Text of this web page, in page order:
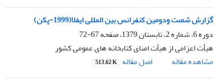
گزارش شصت ودومین کنفرانس بین المللی ایفلا(1999-پکن)
دوره 6، شماره 2، تابستان 1379، صفحه
67-72
هیأت اعزامی از هیأت امنای کتابخانه های عمومی کشور
مشاهده مقاله
اصل مقاله 513.62 K